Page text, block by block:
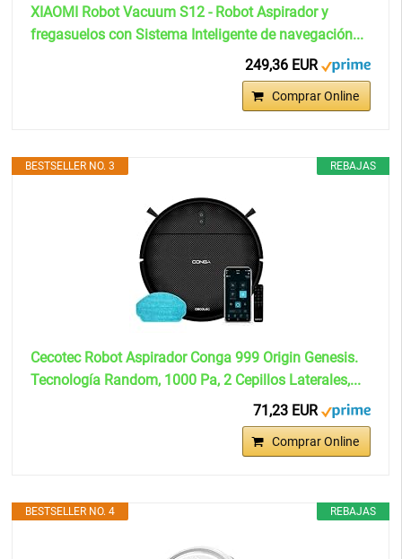
XIAOMI Robot Vacuum S12 - Robot Aspirador y
fregasuelos con Sistema Inteligente de navegación...
249,36 EUR
Comprar Online
REBAJAS
BESTSELLER NO. 3
Cecotec Robot Aspirador Conga 999 Origin Genesis.
Tecnología Random, 1000 Pa, 2 Cepillos Laterales,...
71,23 EUR
Comprar Online
REBAJAS
BESTSELLER NO. 4